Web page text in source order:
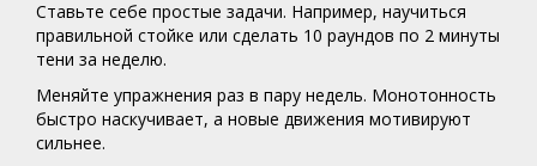
Ставьте себе простые задачи. Например, научиться
правильной стойке или сделать 10 раундов по 2 минуты
тени за неделю.
Меняйте упражнения раз в пару недель. Монотонность
быстро наскучивает, а новые движения мотивируют
сильнее.